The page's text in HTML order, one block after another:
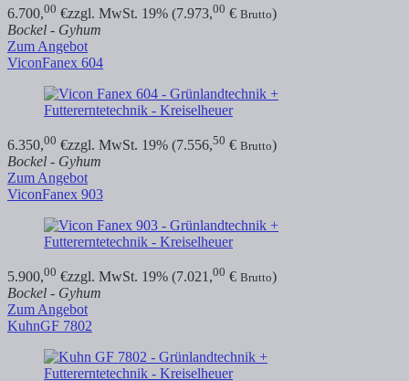
6.700,00 €zzgl. MwSt. 19% (7.973,00 € Brutto)
Bockel - Gyhum
Zum Angebot
ViconFanex 604
6.350,00 €zzgl. MwSt. 19% (7.556,50 € Brutto)
Bockel - Gyhum
Zum Angebot
ViconFanex 903
5.900,00 €zzgl. MwSt. 19% (7.021,00 € Brutto)
Bockel - Gyhum
Zum Angebot
KuhnGF 7802